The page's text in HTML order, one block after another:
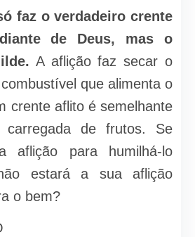
faz o verdadeiro crente
de Deus, mas o
A aflição faz secar o
que alimenta o
crente aflito é semelhante
de frutos. Se
aflição para humilhá-lo
estará a sua aflição
o bem?